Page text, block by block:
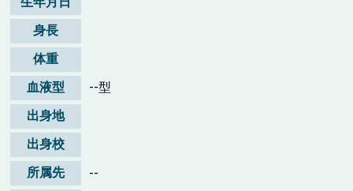
身長
体重
血液型
--型
出身地
出身校
所属先
--